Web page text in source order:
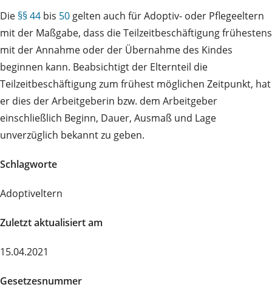
Die §§ 44 bis 50 gelten auch für Adoptiv- oder Pflegeeltern
mit der Maßgabe, dass die Teilzeitbeschäftigung frühestens
mit der Annahme oder der Übernahme des Kindes
beginnen kann. Beabsichtigt der Elternteil die
Teilzeitbeschäftigung zum frühest möglichen Zeitpunkt, hat
er dies der Arbeitgeberin bzw. dem Arbeitgeber
einschließlich Beginn, Dauer, Ausmaß und Lage
unverzüglich bekannt zu geben.
Schlagworte
Adoptiveltern
Zuletzt aktualisiert am
15.04.2021
Gesetzesnummer